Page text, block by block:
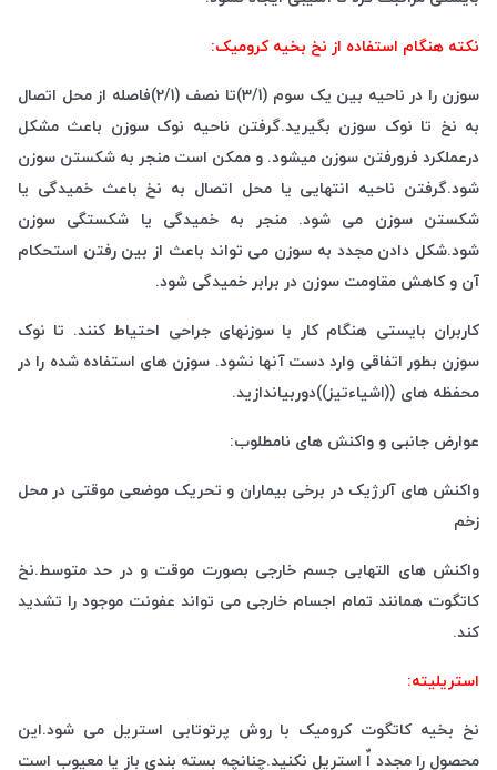
نکته هنگام استفاده از نخ بخیه کرومیک:
سوزن را در ناحیه بین یک سوم (3/1)تا نصف (2/1)فاصله از محل اتصال
به نخ تا نوک سوزن بگیرید.گرفتن ناحیه نوک سوزن باعث مشکل
درعملکرد فرورفتن سوزن میشود. و ممکن است منجر به شکستن سوزن
شود.گرفتن ناحیه انتهایی یا محل اتصال به نخ باعث خمیدگی یا
شکستن سوزن می شود. منجر به خمیدگی یا شکستگی سوزن
شود.شکل دادن مجدد به سوزن می تواند باعث از بین رفتن استحکام
آن و کاهش مقاومت سوزن در برابر خمیدگی شود.
کاربران بایستی هنگام کار با سوزنهای جراحی احتیاط کنند. تا نوک
سوزن بطور اتفاقی وارد دست آنها نشود. سوزن های استفاده شده را در
محفظه های ((اشیاءتیز))دوربیاندازید.
عوارض جانبی و واکنش های نامطلوب:
واکنش های آلرژیک در برخی بیماران و تحریک موضعی موقتی در محل
زخم
واکنش های التهابی جسم خارجی بصورت موقت و در حد متوسط.نخ
کاتگوت همانند تمام اجسام خارجی می تواند عفونت موجود را تشدید
کند.
استریلیته:
نخ بخیه کاتگوت کرومیک با روش پرتوتابی استریل می شود.این
محصول را مجدد اٌ استریل نکنید.چنانچه بسته بندی باز یا معیوب است